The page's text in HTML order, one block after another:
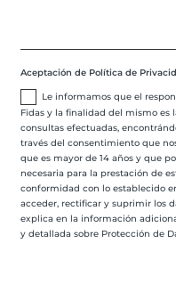
Aceptación de Política de
Le informamos que el
Fidas y la finalidad del mismo es
consultas efectuadas,
través del consentimiento que
que es mayor de 14 años y que
necesaria para la prestación de
conformidad con lo establecido
acceder, rectificar y suprimir los
explica en la información
y detallada sobre Protección de